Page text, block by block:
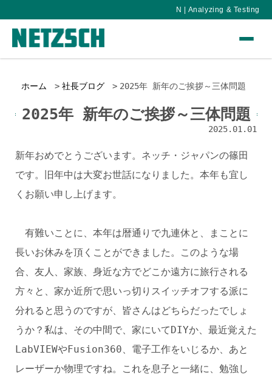
N | Analyzing & Testing
ホーム 社長ブログ 2025年 新年のご挨拶～三体問題
2025年 新年のご挨拶～三体問題
2025.01.01
新年おめでとうございます。ネッチ・ジャパンの篠田
です。旧年中は大変お世話になりました。本年も宜し
くお願い申し上げます。
有難いことに、本年は暦通りで九連休と、まことに
長いお休みを頂くことができました。このような場
合、友人、家族、身近な方でどこか遠方に旅行される
方々と、家か近所で思いっ切りスイッチオフする派に
分れると思うのですが、皆さんはどちらだったでしょ
うか？私は、その中間で、家にいてDIYか、最近覚えた
LabVIEWやFusion360、電子工作をいじるか、あと
レーザーか物理ですね。これを息子と一緒に、勉強し